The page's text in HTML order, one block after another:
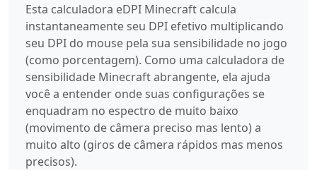
Esta calculadora eDPI Minecraft calcula
instantaneamente seu DPI efetivo multiplicando
seu DPI do mouse pela sua sensibilidade no jogo
(como porcentagem). Como uma calculadora de
sensibilidade Minecraft abrangente, ela ajuda
você a entender onde suas configurações se
enquadram no espectro de muito baixo
(movimento de câmera preciso mas lento) a
muito alto (giros de câmera rápidos mas menos
precisos).